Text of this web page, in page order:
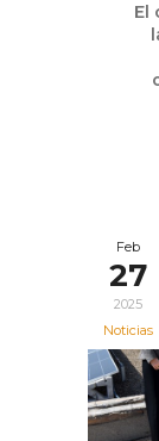
El
Feb
27
2025
Noticias